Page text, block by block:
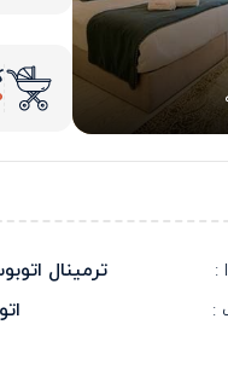
: ترمینال
: